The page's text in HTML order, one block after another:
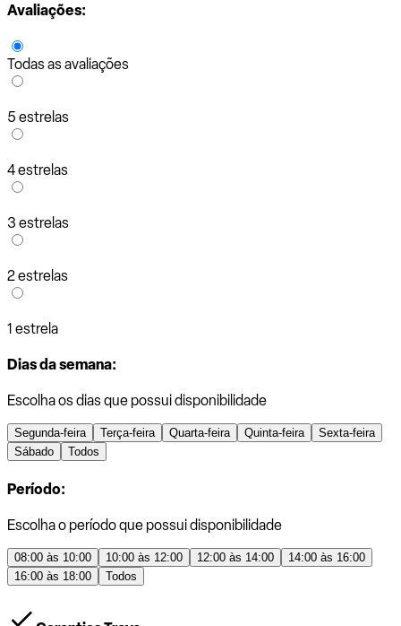
Avaliações:
Todas as avaliações
5 estrelas
4 estrelas
3 estrelas
2 estrelas
1 estrela
Dias da semana:
Escolha os dias que possui disponibilidade
Segunda-feira Terça-feira Quarta-feira Quinta-feira
Sexta-feira
Sábado
Todos
Período:
Escolha o período que possui disponibilidade
08:00 às 10:00 10:00 às 12:00 12:00 às 14:00
14:00 às 16:00
16:00 às 18:00
Todos